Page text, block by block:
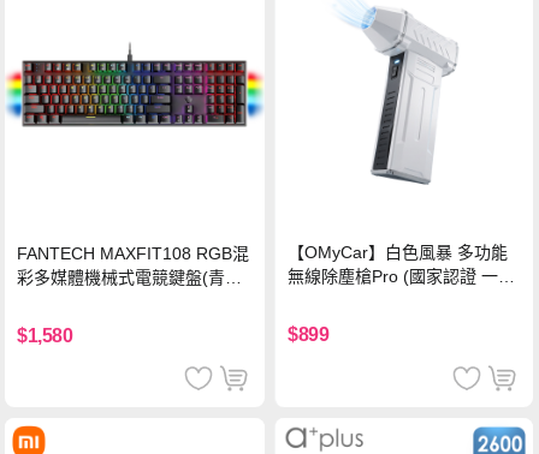
FANTECH MAXFIT108 RGB混
彩多媒體機械式電競鍵盤(青軸)
$1,580
【OMyCar】白色風暴 多功能
無線除塵槍Pro (國家認證 一年
手持強力風槍 暴力吹風
$899